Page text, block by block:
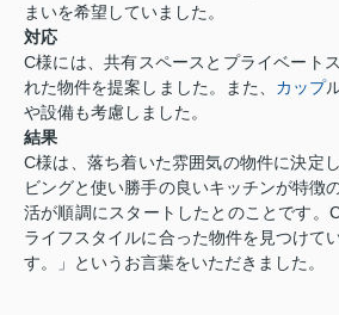
まいを希望していました。
対応
C様には、共有スペースとプライベート
れた物件を提案しました。また、 カップ
や設備も考慮しました。
結果
C様は、落ち着いた雰囲気の物件に決定
ビングと使い勝手の良いキッチンが特徴
活が順調にスタートしたとのことです。
ライフスタイルに合った物件を見つけて
す。」というお言葉をいただきました。